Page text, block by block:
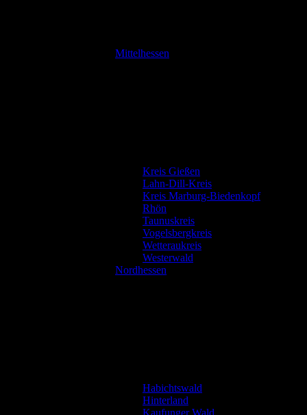
Mittelhessen
Kreis Gießen
Lahn-Dill-Kreis
Kreis Marburg-Biedenkopf
Rhön
Taunuskreis
Vogelsbergkreis
Wetteraukreis
Westerwald
Nordhessen
Habichtswald
Hinterland
Kaufunger Wald